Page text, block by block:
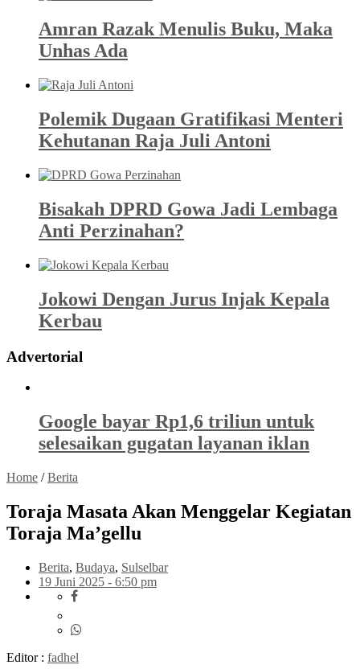
Amran Razak Menulis Buku, Maka
Unhas Ada
Polemik Dugaan Gratifikasi Menteri
Kehutanan Raja Juli Antoni
Bisakah DPRD Gowa Jadi Lembaga
Anti Perzinahan?
Jokowi Dengan Jurus Injak Kepala
Kerbau
Advertorial
Google bayar Rp1,6 triliun untuk
selesaikan gugatan layanan iklan
Home /Berita
Toraja Masata Akan Menggelar Kegiatan
Toraja Ma’gellu
Berita, Budaya, Sulselbar
19 Juni 2025 - 6:50 pm
Editor : fadhel